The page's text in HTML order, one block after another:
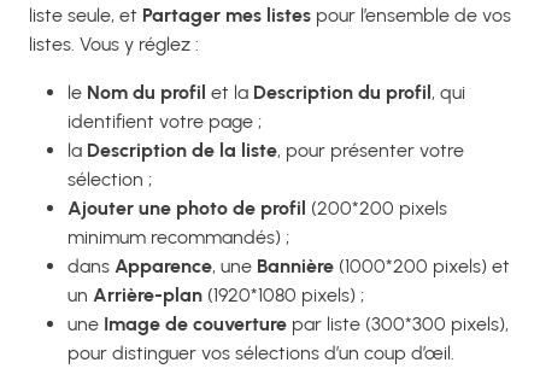
liste seule, et Partager mes listes pour l’ensemble de vos
listes. Vous y réglez :
le Nom du profil et la Description du profil, qui
identifient votre page ;
la Description de la liste, pour présenter votre
sélection ;
Ajouter une photo de profil (200*200 pixels
minimum recommandés) ;
dans Apparence, une Bannière (1000*200 pixels) et
un Arrière-plan (1920*1080 pixels) ;
une Image de couverture par liste (300*300 pixels),
pour distinguer vos sélections d’un coup d’œil.